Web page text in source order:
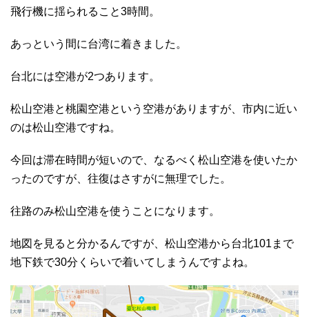
飛行機に揺られること3時間。
あっという間に台湾に着きました。
台北には空港が2つあります。
松山空港と桃園空港という空港がありますが、市内に近い
のは松山空港ですね。
今回は滞在時間が短いので、なるべく松山空港を使いたか
ったのですが、往復はさすがに無理でした。
往路のみ松山空港を使うことになります。
地図を見ると分かるんですが、松山空港から台北101まで
地下鉄で30分くらいで着いてしまうんですよね。